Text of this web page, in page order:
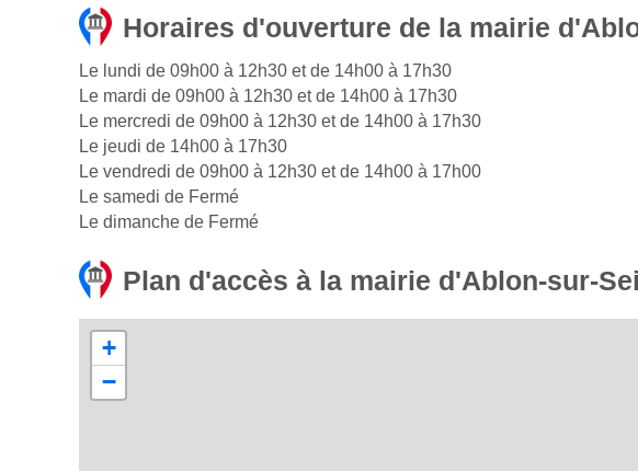
Horaires d'ouverture de la mairie
Le lundi de 09h00 à 12h30 et de 14h00 à 17h30
Le mardi de 09h00 à 12h30 et de 14h00 à 17h30
Le mercredi de 09h00 à 12h30 et de 14h00 à 17h30
Le jeudi de 14h00 à 17h30
Le vendredi de 09h00 à 12h30 et de 14h00 à 17h00
Le samedi de Fermé
Le dimanche de Fermé
Plan d'accès à la mairie d'Ablon-sur-
+
−